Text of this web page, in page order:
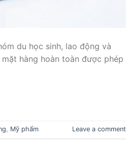
du học sinh, lao động và
hàng hoàn toàn được phép
, Mỹ phẩm Leave a comment